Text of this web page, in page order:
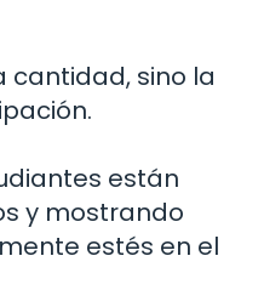
cantidad, sino la
están
y mostrando
estés en el